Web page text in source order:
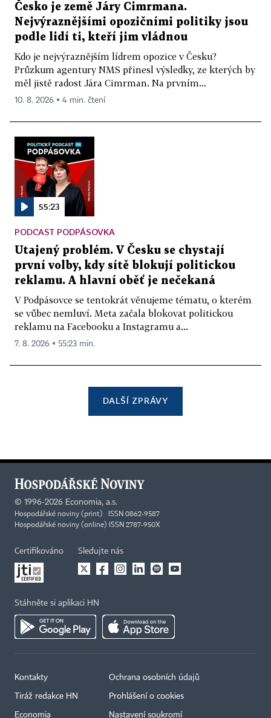
Česko je země Járy Cimrmana.
Nejvýraznějšími opozičními politiky jsou
podle lidí ti, kteří jim vládnou
Kdo je nejvýraznějším lídrem opozice v Česku?
Průzkum agentury NMS přinesl výsledky, ze kterých by
měl jistě radost Jára Cimrman. Na prvním...
10. 8. 2026 ▪ 4 min. čtení
55:23
PODCAST PODPÁSOVKA
Utajený problém. V Česku se chystají
první volby, kdy sítě blokují politickou
reklamu. A hlavní oběť je nečekaná
V Podpásovce se tentokrát věnujeme tématu, o kterém
se vůbec nemluví. Meta začala blokovat politickou
reklamu na Facebooku a Instagramu a...
7. 8. 2026 ▪ 55:23 min.
DALŠÍ ZPRÁVY
© 1996-2026 Economia, a.s.
Hospodářské noviny (print) ISSN 0862-9587
Hospodářské noviny (online) ISSN 2787-950X
Certifikováno Sledujte nás
Stáhněte si aplikaci HN
Kontakty
Tiráž redakce HN
Economia
Ochrana osobních údajů
Prohlášení o cookies
Nastavení soukromí